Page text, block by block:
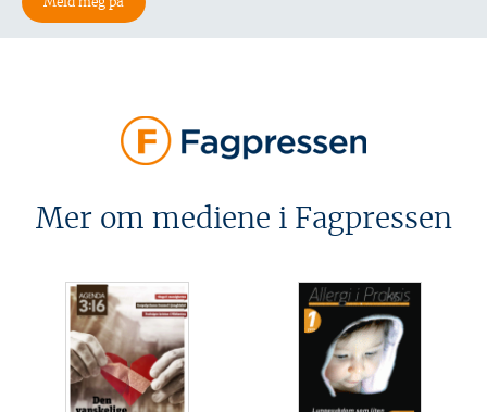
Mer om mediene i Fagpressen